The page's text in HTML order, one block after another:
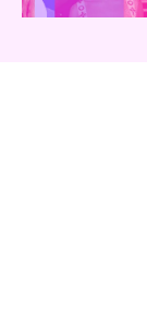
YOUTUBE